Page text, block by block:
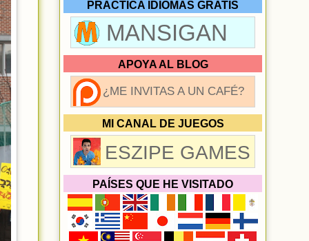
PRACTICA IDIOMAS GRATIS
MANSIGAN
APOYA AL BLOG
¿ME INVITAS A UN CAFÉ?
MI CANAL DE JUEGOS
ESZIPE GAMES
PAÍSES QUE HE VISITADO